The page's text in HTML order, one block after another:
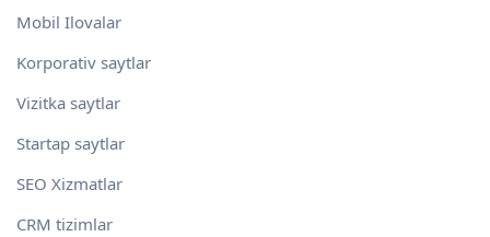
Mobil Ilovalar
Korporativ saytlar
Vizitka saytlar
Startap saytlar
SEO Xizmatlar
CRM tizimlar